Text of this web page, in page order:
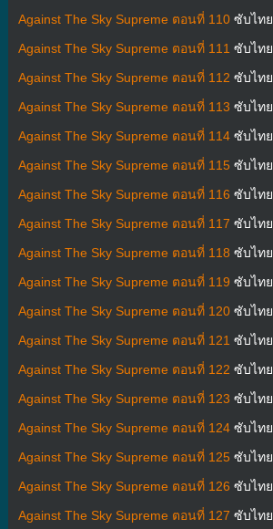
Against The Sky Supreme ตอนที่ 110ซับไทย
Against The Sky Supreme ตอนที่ 111 ซับไทย
Against The Sky Supreme ตอนที่ 112 ซับไทย
Against The Sky Supreme ตอนที่ 113 ซับไทย
Against The Sky Supreme ตอนที่ 114ซับไทย
Against The Sky Supreme ตอนที่ 115ซับไทย
Against The Sky Supreme ตอนที่ 116 ซับไทย
Against The Sky Supreme ตอนที่ 117 ซับไทย
Against The Sky Supreme ตอนที่ 118 ซับไทย
Against The Sky Supreme ตอนที่ 119 ซับไทย
Against The Sky Supreme ตอนที่ 120ซับไทย
Against The Sky Supreme ตอนที่ 121 ซับไทย
Against The Sky Supreme ตอนที่ 122 ซับไทย
Against The Sky Supreme ตอนที่ 123 ซับไทย
Against The Sky Supreme ตอนที่ 124ซับไทย
Against The Sky Supreme ตอนที่ 125ซับไทย
Against The Sky Supreme ตอนที่ 126 ซับไทย
Against The Sky Supreme ตอนที่ 127 ซับไทย